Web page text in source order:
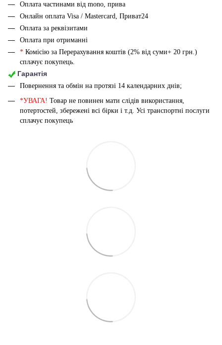
Оплата частинами від mono, прива
Онлайн оплата Visa / Mastercard, Приват24
Оплата за реквізитами
Оплата при отриманні
* Комісію за Перерахування коштів (2% від суми+ 20 грн.)
сплачує покупець.
Гарантія
Повернення та обмін на протязі 14 календарних днів;
*УВАГА! Товар не повинен мати слідів використання,
потертостей, збережені всі бірки і т.д. Усі транспортні послуги
сплачує покупець